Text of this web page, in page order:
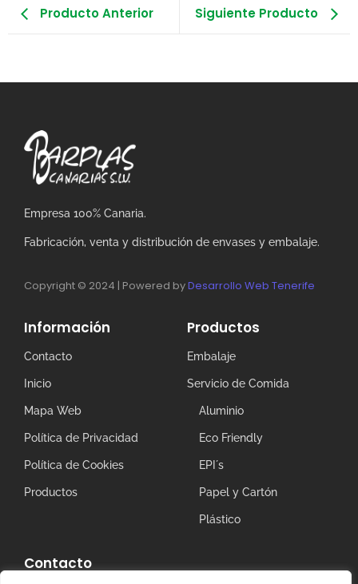
Producto Anterior Siguiente Producto
Empresa 100% Canaria.
Fabricación, venta y distribución de envases y embalaje.
Copyright © 2024 | Powered byDesarrollo Web Tenerife
Información
Contacto
Inicio
Mapa Web
Política de Privacidad
Política de Cookies
Productos
Productos
Embalaje
Servicio de Comida
Aluminio
Eco Friendly
EPI´s
Papel y Cartón
Plástico
Contacto